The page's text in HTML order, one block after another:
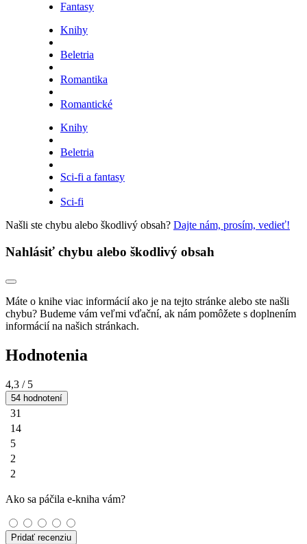
Fantasy
Knihy
Beletria
Romantika
Romantické
Knihy
Beletria
Sci-fi a fantasy
Sci-fi
Našli ste chybu alebo škodlivý obsah? Dajte nám, prosím, vedieť!
Nahlásiť chybu alebo škodlivý obsah
Máte o knihe viac informácií ako je na tejto stránke alebo ste našli
chybu? Budeme vám veľmi vďační, ak nám pomôžete s doplnením
informácií na našich stránkach.
Hodnotenia
4,3 / 5
54 hodnotení
31
14
5
2
2
Ako sa páčila e-kniha vám?
Pridať recenziu